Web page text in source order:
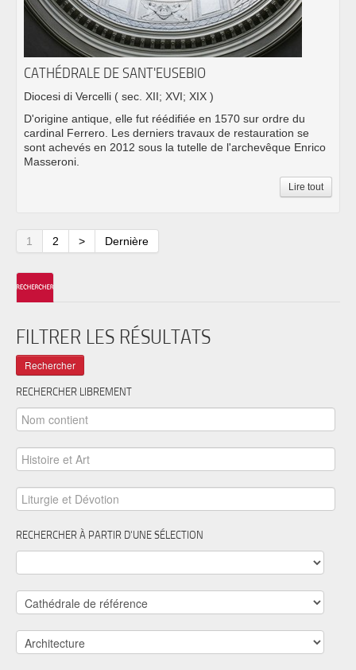
CATHÉDRALE DE SANT'EUSEBIO
Diocesi di Vercelli ( sec. XII; XVI; XIX )
D'origine antique, elle fut réédifiée en 1570 sur ordre du
cardinal Ferrero. Les derniers travaux de restauration se
sont achevés en 2012 sous la tutelle de l'archevêque Enrico
Masseroni.
Lire tout
1 2 > Dernière
FILTRER LES RÉSULTATS
RECHERCHER LIBREMENT
RECHERCHER À PARTIR D'UNE SÉLECTION